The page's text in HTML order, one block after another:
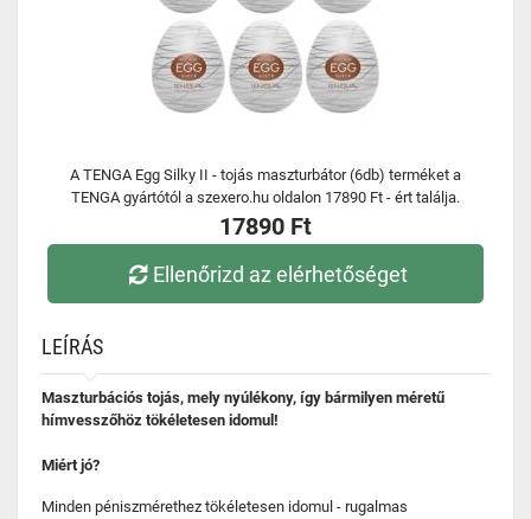
A TENGA Egg Silky II - tojás maszturbátor (6db) terméket a
TENGA gyártótól a szexero.hu oldalon 17890 Ft - ért találja.
17890 Ft
Ellenőrizd az elérhetőséget
LEÍRÁS
Maszturbációs tojás, mely nyúlékony, így bármilyen méretű
hímvesszőhöz tökéletesen idomul!
Miért jó?
Minden péniszmérethez tökéletesen idomul - rugalmas